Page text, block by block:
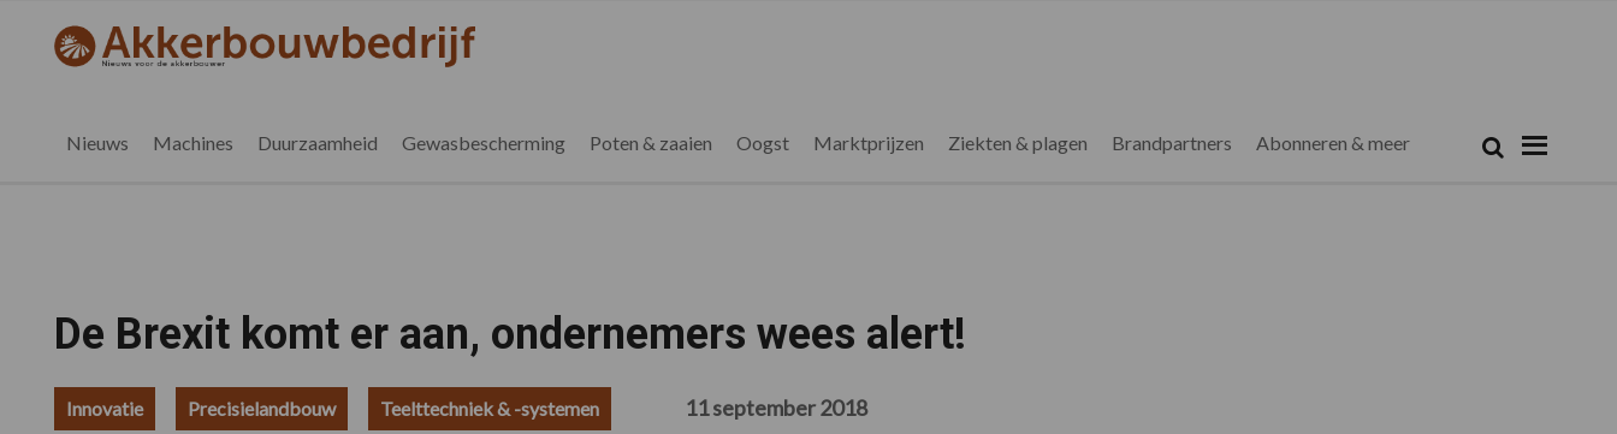
hoofdnavigatie
eerste
voettekst
akkerbouwbedrijf.nl
Nieuws Machines Duurzaamheid Gewasbescherming Poten & zaaien Oogst Marktprijzen Ziekten & plagen Brandpartners Abonneren & meer Zoek
De Brexit komt er aan, ondernemers wees alert!
Innovatie Precisielandbouw Teelttechniek & -systemen 11 september 2018